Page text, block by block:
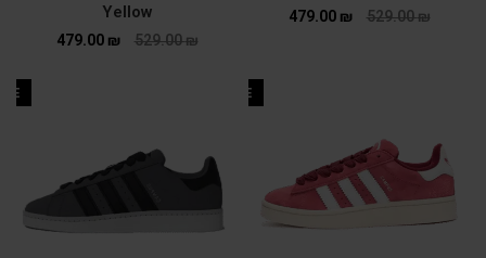
529.00₪
479.00 ₪
Yellow
529.00₪
479.00 ₪
SALE